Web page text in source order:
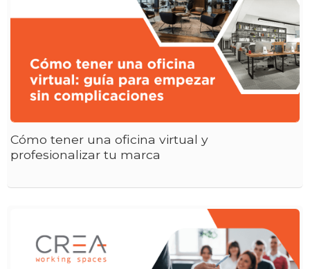
Cómo tener una oficina virtual y
profesionalizar tu marca